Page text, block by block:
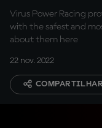
Virus Power Racing
with the safest and
about them here
22 nov. 2022
COMPARTILHAR